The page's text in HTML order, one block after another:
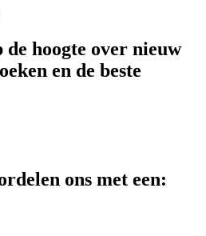
de hoogte over nieuw
en de beste
ons met een: